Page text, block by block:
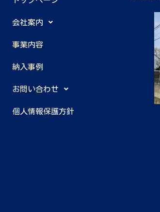
会社案内
事業内容
納入事例
お問い合わせ
個人情報保護方針